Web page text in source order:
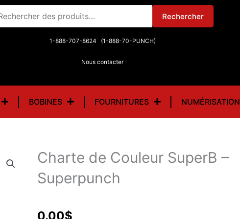
: Rechercher
1-888-707-8624 (1-888-70-PUNCH)
Nous contacter
BOBINES FOURNITURES NUMÉRISATION
Charte de Couleur SuperB –
Superpunch
0.00$